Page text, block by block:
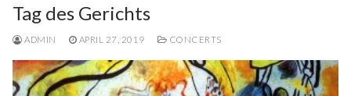
Tag des Gerichts
ADMIN APRIL 27, 2019 CONCERTS